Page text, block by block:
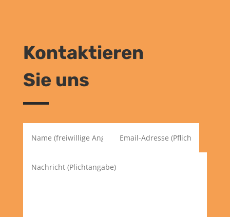
Kontaktieren
Sie uns